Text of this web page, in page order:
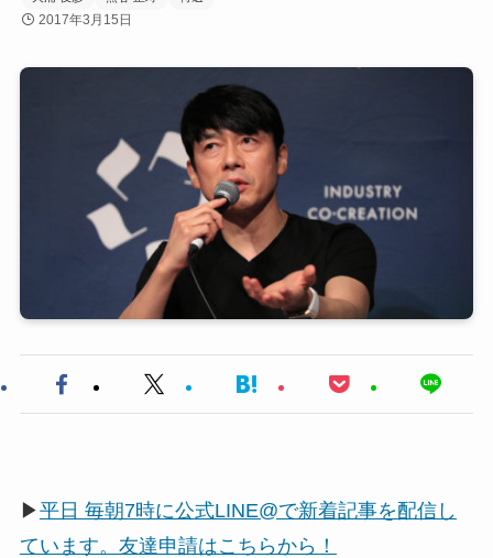
2017年3月15日
▶平日 毎朝7時に公式LINE@で新着記事を配信し
ています。友達申請はこちらから！